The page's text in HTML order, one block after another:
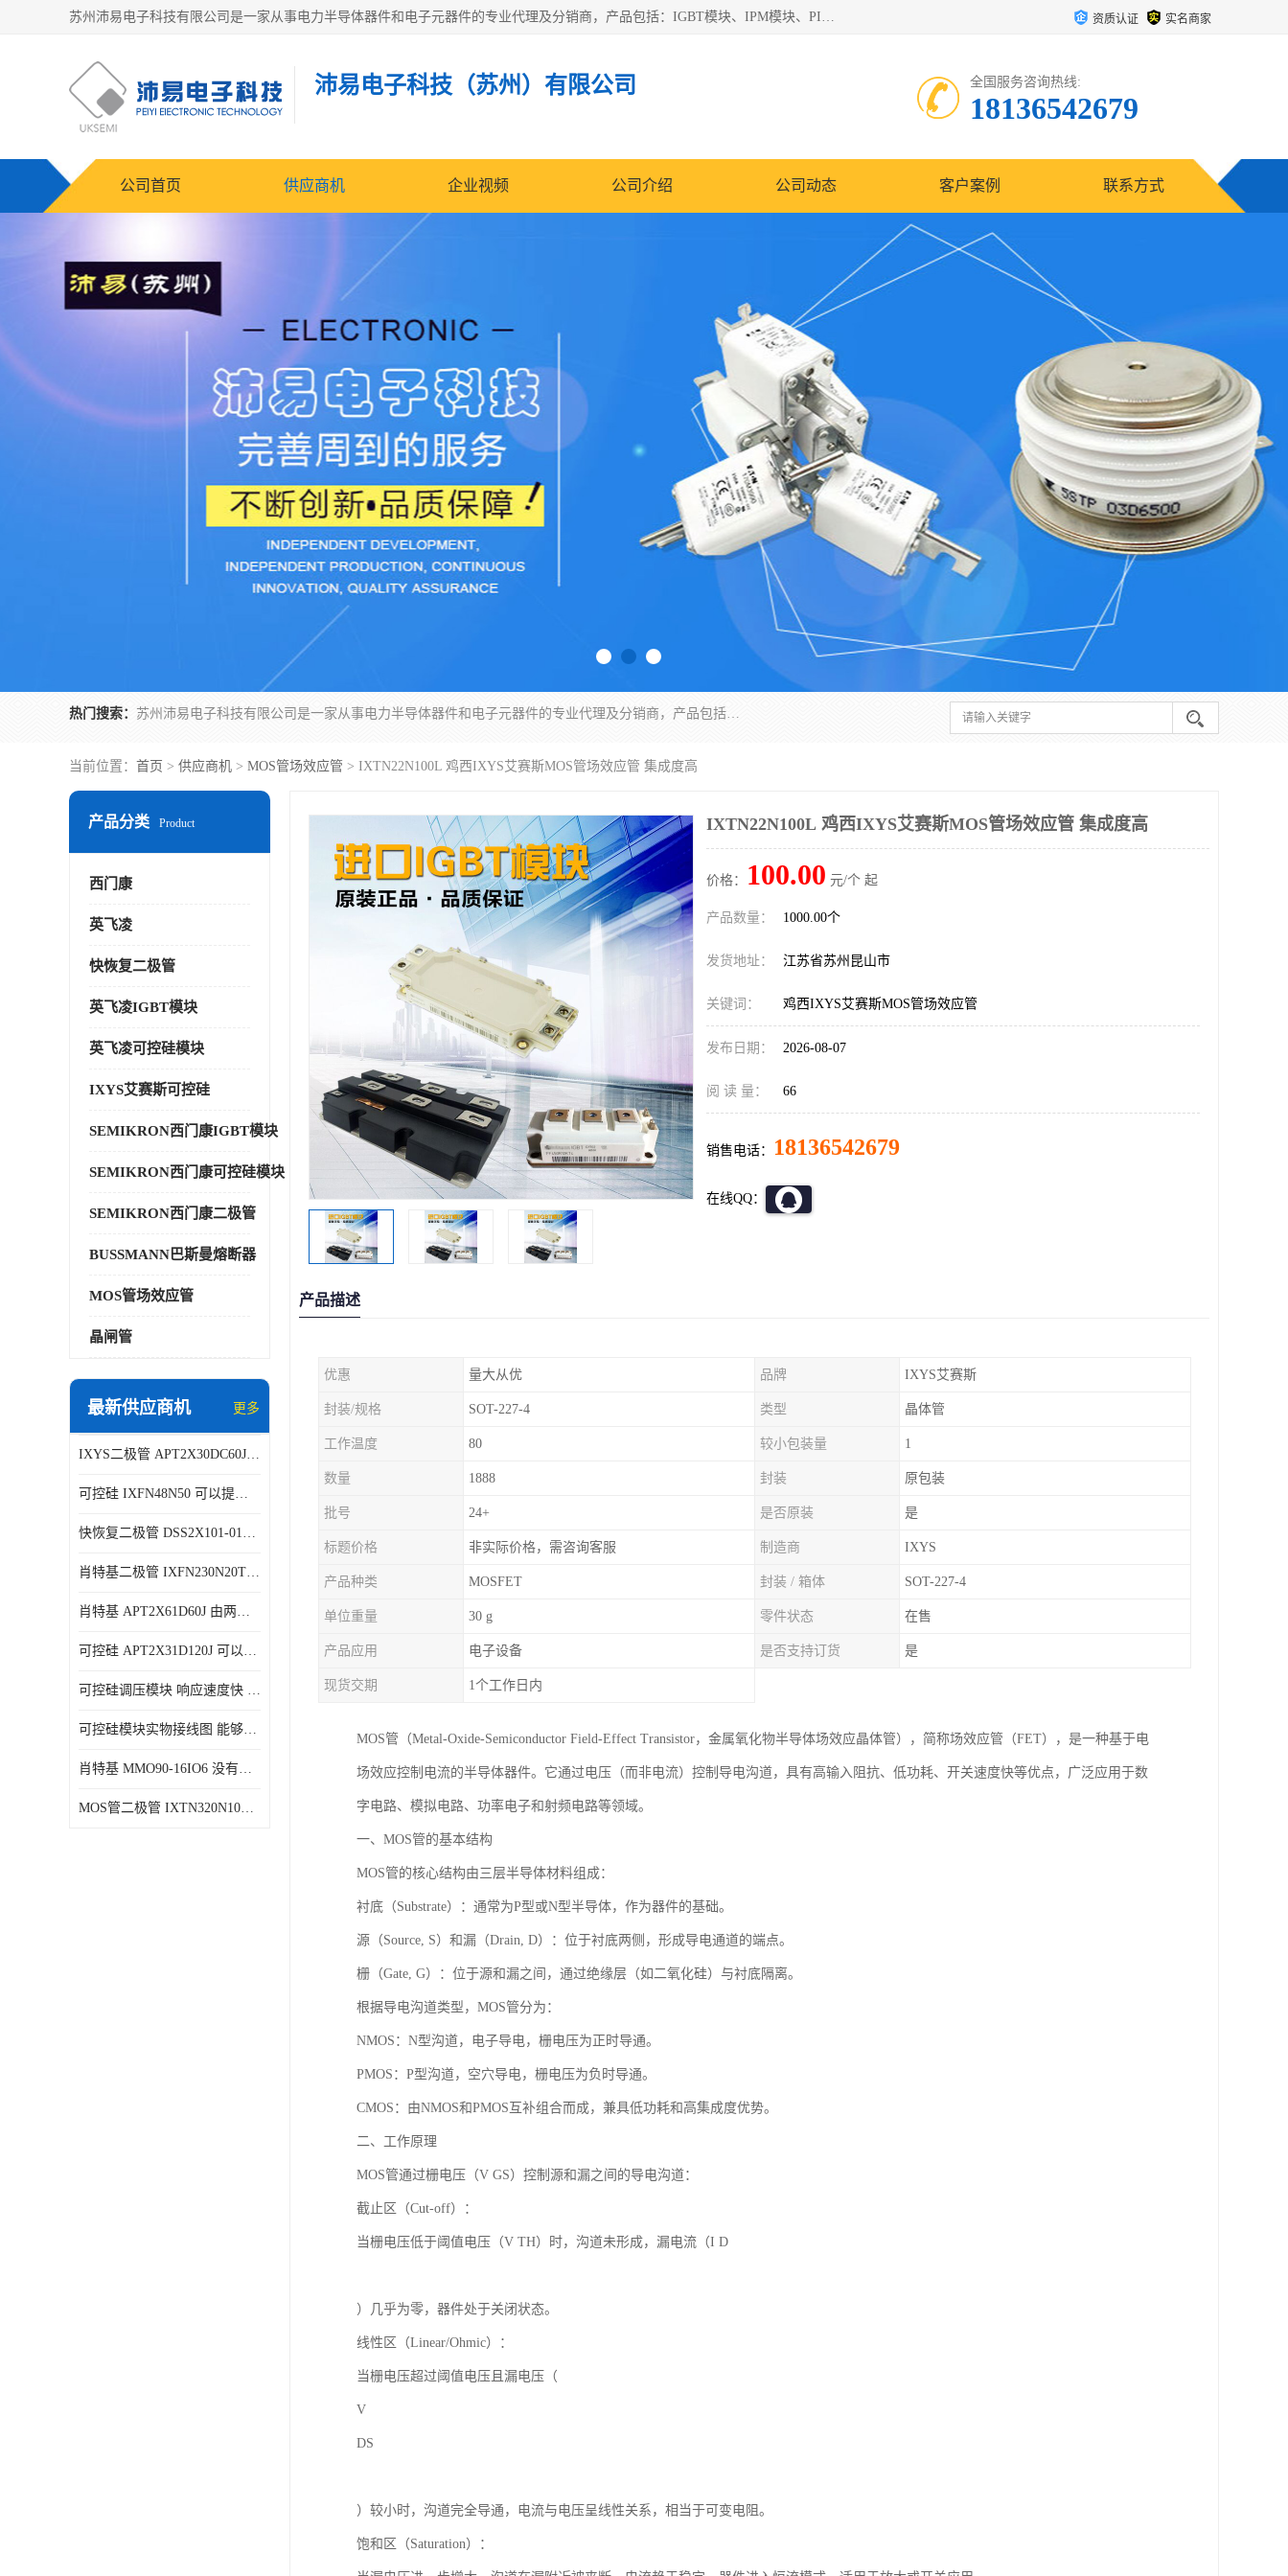
苏州沛易电子科技有限公司是一家从事电力半导体器件和电子元器件的专业代理及分销商，产品包括：IGBT模块、IPM模块、PIM模块、二极管、三极管、可控硅、整流桥、IGBT单管、IGBT电路驱动板、GTR达林顿模块、快恢复二极管、肖特基二极管、熔断器、IC集成电路、快速熔断器等。 资质认证 实名商家
沛易电子科技（苏州）有限公司 全国服务咨询热线:
18136542679
公司首页 供应商机 企业视频 公司介绍 公司动态 客户案例 联系方式
热门搜索： 苏州沛易电子科技有限公司是一家从事电力半导体器件和电子元器件的专业代理及分销商，产品包括：IGBT模块、IPM模块、PIM模块、二极管、三极管、可控硅、整流桥、IGBT单管、IGBT电路驱动板、GTR达林顿模块、快恢复二极管、肖特基二极管、熔断器、IC集成电路、快速熔断器等。
当前位置： 首页 > 供应商机 > MOS管场效应管 > IXTN22N100L 鸡西IXYS艾赛斯MOS管场效应管 集成度高
产品分类 Product
西门康
英飞凌
快恢复二极管
英飞凌IGBT模块
英飞凌可控硅模块
IXYS艾赛斯可控硅
SEMIKRON西门康IGBT模块
SEMIKRON西门康可控硅模块
SEMIKRON西门康二极管
BUSSMANN巴斯曼熔断器
MOS管场效应管
晶闸管
最新供应商机 更多
IXYS二极管 APT2X30DC60J 结构简单
可控硅 IXFN48N50 可以提供稳定的电压输出
快恢复二极管 DSS2X101-015A 具有较高的可靠性
肖特基二极管 IXFN230N20T 可以提供稳定的电压输出
肖特基 APT2X61D60J 由两个半导体材料组成
可控硅 APT2X31D120J 可以提供稳定的电压输出
可控硅调压模块 响应速度快 可控性强
可控硅模块实物接线图 能够减少能量损耗 响应速度快
肖特基 MMO90-16IO6 没有机械移动部件
MOS管二极管 IXTN320N10T 由两个半导体材料组成
IXTN22N100L 鸡西IXYS艾赛斯MOS管场效应管 集成度高
价格： 100.00 元/个 起
产品数量： 1000.00个
发货地址： 江苏省苏州昆山市
关键词： 鸡西IXYS艾赛斯MOS管场效应管
发布日期： 2026-08-07
阅 读 量： 66
销售电话： 18136542679
在线QQ：
产品描述
优惠 量大从优 品牌 IXYS艾赛斯
封装/规格 SOT-227-4 类型 晶体管
工作温度 80 较小包装量 1
数量 1888 封装 原包装
批号 24+ 是否原装 是
标题价格 非实际价格，需咨询客服 制造商 IXYS
产品种类 MOSFET 封装 / 箱体 SOT-227-4
单位重量 30 g 零件状态 在售
产品应用 电子设备 是否支持订货 是
现货交期 1个工作日内
MOS管（Metal-Oxide-Semiconductor Field-Effect Transistor，金属氧化物半导体场效应晶体管），简称场效应管（FET），是一种基于电
场效应控制电流的半导体器件。它通过电压（而非电流）控制导电沟道，具有高输入阻抗、低功耗、开关速度快等优点，广泛应用于数
字电路、模拟电路、功率电子和射频电路等领域。
一、MOS管的基本结构
MOS管的核心结构由三层半导体材料组成：
衬底（Substrate）：通常为P型或N型半导体，作为器件的基础。
源（Source, S）和漏（Drain, D）：位于衬底两侧，形成导电通道的端点。
栅（Gate, G）：位于源和漏之间，通过绝缘层（如二氧化硅）与衬底隔离。
根据导电沟道类型，MOS管分为：
NMOS：N型沟道，电子导电，栅电压为正时导通。
PMOS：P型沟道，空穴导电，栅电压为负时导通。
CMOS：由NMOS和PMOS互补组合而成，兼具低功耗和高集成度优势。
二、工作原理
MOS管通过栅电压（V GS）控制源和漏之间的导电沟道：
截止区（Cut-off）：
当栅电压低于阈值电压（V TH）时，沟道未形成，漏电流（I D
）几乎为零，器件处于关闭状态。
线性区（Linear/Ohmic）：
当栅电压超过阈值电压且漏电压（
V
DS
）较小时，沟道完全导通，电流与电压呈线性关系，相当于可变电阻。
饱和区（Saturation）：